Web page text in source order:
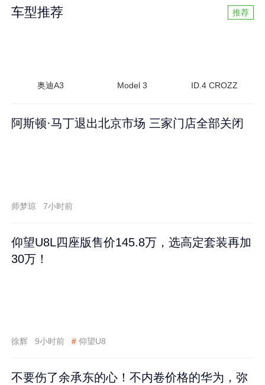
车型推荐 推荐
奥迪A3 Model 3 ID.4 CROZZ
阿斯顿·马丁退出北京市场 三家门店全部关闭
师梦琼 7小时前
仰望U8L四座版售价145.8万，选高定套装再加
30万！
徐辉 9小时前 # 仰望U8
不要伤了余承东的心！不内卷价格的华为，弥